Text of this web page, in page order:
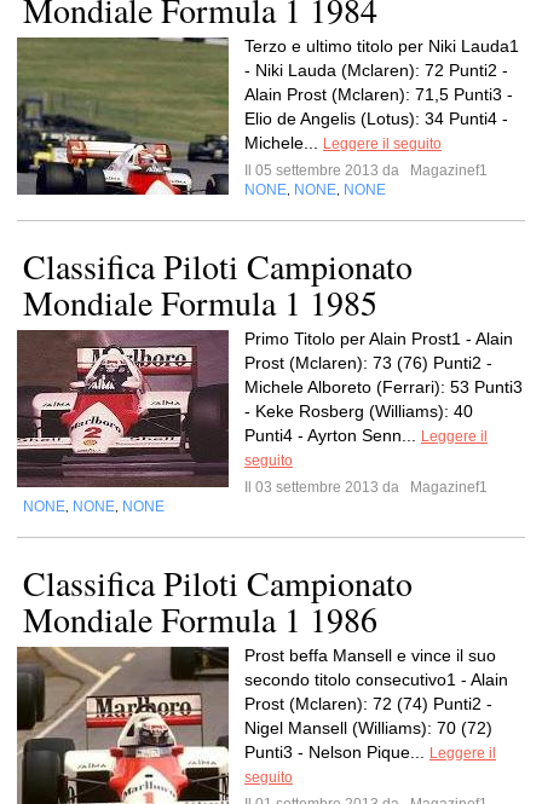
Mondiale Formula 1 1984
Terzo e ultimo titolo per Niki Lauda1
- Niki Lauda (Mclaren): 72 Punti2 -
Alain Prost (Mclaren): 71,5 Punti3 -
Elio de Angelis (Lotus): 34 Punti4 -
Michele...
Leggere il seguito
Il 05 settembre 2013 da
Magazinef1
NONE NONE NONE
Classifica Piloti Campionato
Mondiale Formula 1 1985
Primo Titolo per Alain Prost1 - Alain
Prost (Mclaren): 73 (76) Punti2 -
Michele Alboreto (Ferrari): 53 Punti3
- Keke Rosberg (Williams): 40
Punti4 - Ayrton Senn...
Leggere il
seguito
Il 03 settembre 2013 da
Magazinef1
NONE NONE NONE
Classifica Piloti Campionato
Mondiale Formula 1 1986
Prost beffa Mansell e vince il suo
secondo titolo consecutivo1 - Alain
Prost (Mclaren): 72 (74) Punti2 -
Nigel Mansell (Williams): 70 (72)
Punti3 - Nelson Pique...
Leggere il
seguito